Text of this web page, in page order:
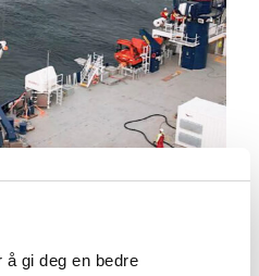
gi deg en bedre